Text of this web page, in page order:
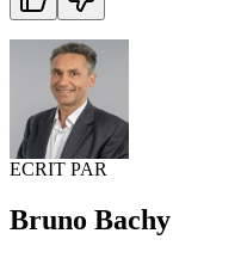
ECRIT PAR
Bruno Bachy